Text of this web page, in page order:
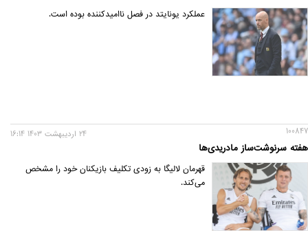
عملکرد یونایتد در فصل ناامیدکننده بوده است.
100847
هفته سرنوشت‌ساز مادریدی‌ها
24 ارديبهشت 1403 16:14
قهرمان لالیگا به زودی تکلیف بازیکنان خود را مشخص
می‌کند.